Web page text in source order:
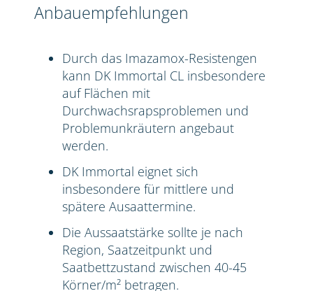
Anbauempfehlungen
Durch das Imazamox-Resistengen
kann DK Immortal CL insbesondere
auf Flächen mit
Durchwachsrapsproblemen und
Problemunkräutern angebaut
werden.
DK Immortal eignet sich
insbesondere für mittlere und
spätere Ausaattermine.
Die Aussaatstärke sollte je nach
Region, Saatzeitpunkt und
Saatbettzustand zwischen 40-45
Körner/m² betragen.